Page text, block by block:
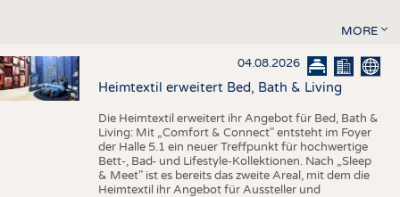
MORE
04.08.2026
Heimtextil erweitert Bed, Bath & Living
Die Heimtextil erweitert ihr Angebot für Bed, Bath &
Living: Mit „Comfort & Connect" entsteht im Foyer
der Halle 5.1 ein neuer Treffpunkt für hochwertige
Bett-, Bad- und Lifestyle-Kollektionen. Nach „Sleep
& Meet" ist es bereits das zweite Areal, mit dem die
Heimtextil ihr Angebot für Aussteller und